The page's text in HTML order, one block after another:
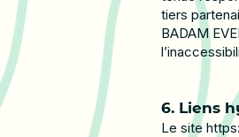
tiers
BADAM
6. Liens
Le site